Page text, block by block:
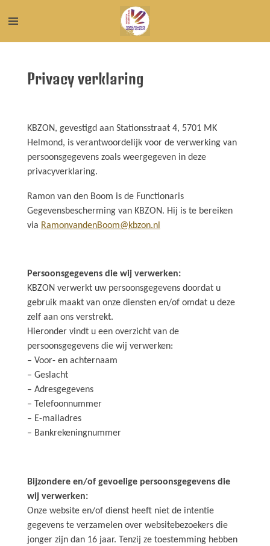
direct
naar
hoofdinhoud
Privacy verklaring
KBZON, gevestigd aan Stationsstraat 4, 5701 MK
Helmond, is verantwoordelijk voor de verwerking van
persoonsgegevens zoals weergegeven in deze
privacyverklaring.
Ramon van den Boom is de Functionaris
Gegevensbescherming van KBZON. Hij is te bereiken
via RamonvandenBoom@kbzon.nl
Persoonsgegevens die wij verwerken:
KBZON verwerkt uw persoonsgegevens doordat u
gebruik maakt van onze diensten en/of omdat u deze
zelf aan ons verstrekt.
Hieronder vindt u een overzicht van de
persoonsgegevens die wij verwerken:
– Voor- en achternaam
– Geslacht
– Adresgegevens
– Telefoonnummer
– E-mailadres
– Bankrekeningnummer
Bijzondere en/of gevoelige persoonsgegevens die
wij verwerken:
Onze website en/of dienst heeft niet de intentie
gegevens te verzamelen over websitebezoekers die
jonger zijn dan 16 jaar. Tenzij ze toestemming hebben